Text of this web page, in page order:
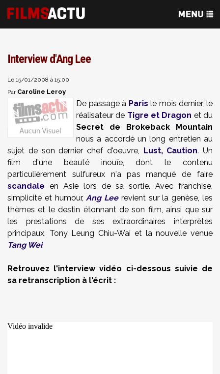
Interview d'Ang Lee
Le 15/01/2008 à 15:00
Par Caroline Leroy
De passage à Paris le mois dernier, le
réalisateur de Tigre et Dragon et du
Secret de Brokeback Mountain
nous a accordé un long entretien au
sujet de son dernier chef d'oeuvre, Lust, Caution. Un
film d'une beauté inouïe, dont le contenu
particulièrement sulfureux n'a pas manqué de faire
scandale en Asie lors de sa sortie. Avec franchise,
simplicité et humour,Ang Leerevient sur la genèse, les
thèmes et le destin étonnant de son film, ainsi que sur
les prestations de ses extraordinaires interprètes
principaux, Tony Leung Chiu-Wai et la nouvelle venue
Tang Wei.
Retrouvez l'interview vidéo ci-dessous suivie de
sa retranscription à l'écrit :